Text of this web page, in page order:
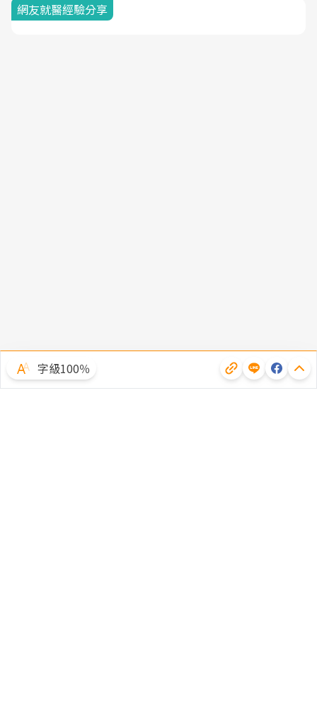
網友就醫經驗分享
字級100％